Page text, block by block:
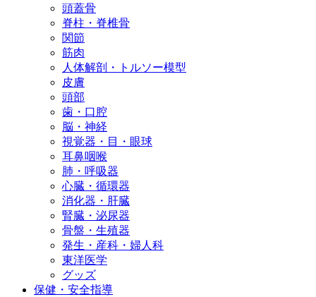
頭蓋骨
脊柱・脊椎骨
関節
筋肉
人体解剖・トルソー模型
皮膚
頭部
歯・口腔
脳・神経
視覚器・目・眼球
耳鼻咽喉
肺・呼吸器
心臓・循環器
消化器・肝臓
腎臓・泌尿器
骨盤・生殖器
発生・産科・婦人科
東洋医学
グッズ
保健・安全指導